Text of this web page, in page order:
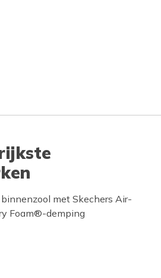
met Skechers Air-
Foam®-demping